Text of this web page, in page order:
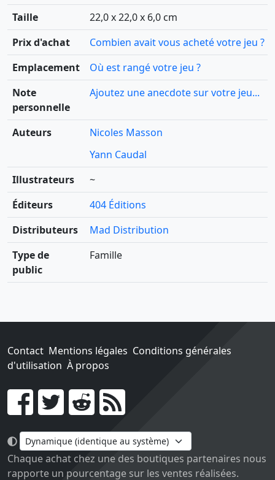
Taille
22,0 x 22,0 x 6,0 cm
Prix d'achat
Combien avait vous acheté votre jeu ?
Emplacement
Où est rangé votre jeu ?
Note
personnelle
Ajoutez une anecdote sur votre jeu...
Auteurs
Nicoles Masson
Yann Caudal
Illustrateurs
~
Éditeurs
404 Éditions
Distributeurs
Mad Distribution
Type de
public
Famille
Contact Mentions légales Conditions générales
d'utilisation À propos
Go !
Chaque achat chez une des boutiques partenaires nous
rapporte un pourcentage sur les ventes réalisées.